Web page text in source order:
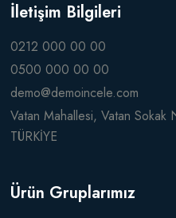
İletişim Bilgileri
0212 000 00 00
0500 000 00 00
demo@demoincele.com
Vatan Mahallesi, Vatan
TÜRKİYE
Ürün Gruplarımız